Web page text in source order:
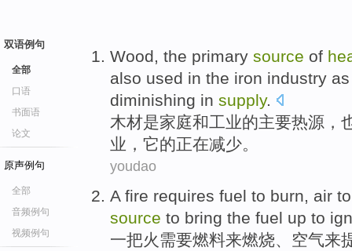
双语例句
全部
口语
书面语
论文
原声例句
全部
音频例句
视频例句
Wood, the primary source of
also used in the iron industry
diminishing in supply.
木材是家庭和工业的主要热源 ，
业 ，它的正在减少。
youdao
A fire requires fuel to burn, air
source to bring the fuel up to
一把火需要燃料来燃烧、 空气来